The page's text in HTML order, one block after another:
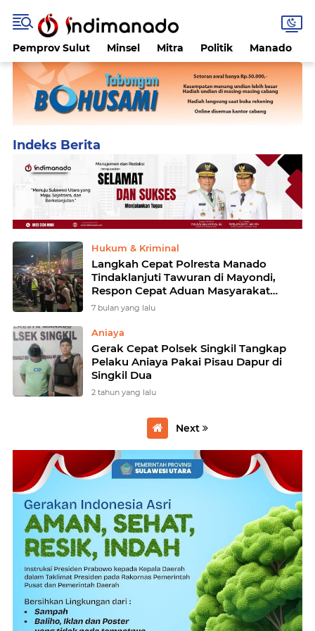
Pemprov Sulut Minsel Mitra Politik Manado
Hukum & Kriminal
Langkah Cepat Polresta Manado
Tindaklanjuti Tawuran di Mayondi,
Respon Cepat Aduan Masyarakat
Melalui Call Center 112
7 bulan yang lalu
Aniaya
Gerak Cepat Polsek Singkil Tangkap
Pelaku Aniaya Pakai Pisau Dapur di
Singkil Dua
2 tahun yang lalu
Next